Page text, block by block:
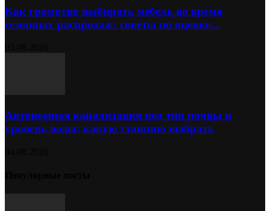
Как грамотно выбирать мебель во время
сезонных распродаж: советы по оценке...
Автономная канализация под тип почвы и
уровень воды: какую станцию выбрать